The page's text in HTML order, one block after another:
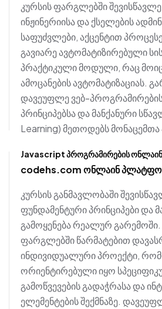
კურსის ფარგლებში
ინჟინერიისა და ქსელების
საფუძვლები, აქცენტით
გავიარე ავტომატიზირებული
პრაქტიკული მოდული, რაც
ამოცანების ავტომატიზაციას.
დავეუფლე ვებ-პროგრამირების
პრინციპებსა და მანქანური
Learning) მეთოდებს მონაცემთა
Javascript პროგრამირების ონლაინ
codehs.com ონლაინ
კურსის განმავლობაში
ფუნდამენტური პრინციპები და
გამოყენება რეალურ
ფარგლებში წარმატებით
ინდივიდუალური პროექტი,
ორიენტირებული იყო
გამოწვევების გადაჭრასა და
ელემენტების შექმნაზე.